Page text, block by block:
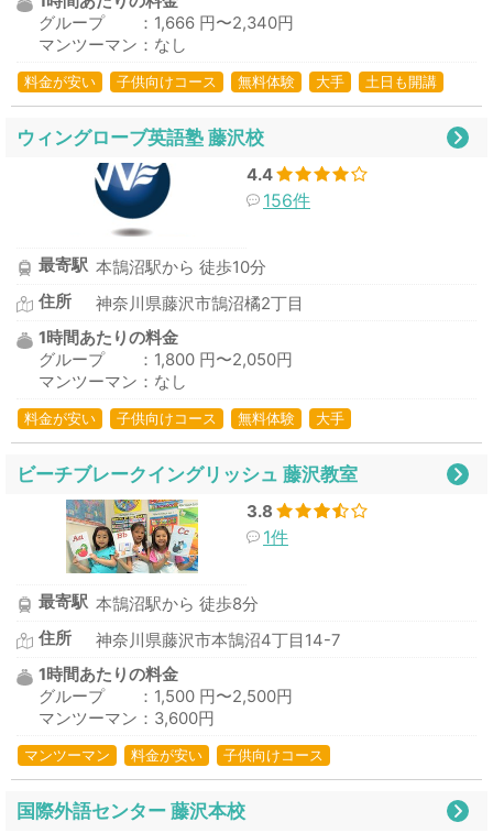
グループ ：1,666 円〜2,340円
マンツーマン：なし
料金が安い 子供向けコース 無料体験 大手 土日も開講
ウィングローブ英語塾 藤沢校
4.4
156件
最寄駅 本鵠沼駅から 徒歩10分
住所
神奈川県藤沢市鵠沼橘2丁目
1時間あたりの料金
グループ ：1,800 円〜2,050円
マンツーマン：なし
料金が安い 子供向けコース 無料体験 大手
ビーチブレークイングリッシュ 藤沢教室
3.8
1件
最寄駅 本鵠沼駅から 徒歩8分
住所
神奈川県藤沢市本鵠沼4丁目14-7
1時間あたりの料金
グループ ：1,500 円〜2,500円
マンツーマン：3,600円
マンツーマン 料金が安い 子供向けコース
国際外語センター 藤沢本校